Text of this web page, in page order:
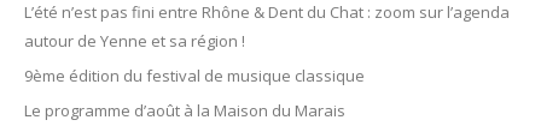
L’été n’est pas fini entre Rhône & Dent du Chat : zoom sur l’agenda
autour de Yenne et sa région !
9ème édition du festival de musique classique
Le programme d’août à la Maison du Marais